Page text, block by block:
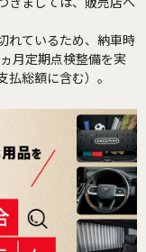
れているため、納車時
月定期点検整備を実
総額に含む）。